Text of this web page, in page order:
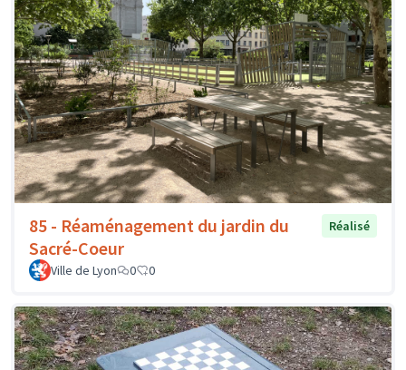
85 - Réaménagement du jardin du
Sacré-Coeur
Réalisé
Ville de Lyon 0 0